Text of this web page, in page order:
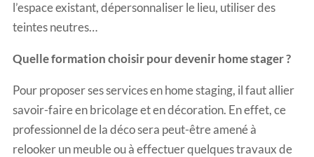
l’espace existant, dépersonnaliser le lieu, utiliser des
teintes neutres…
Quelle formation choisir pour devenir home stager ?
Pour proposer ses services en home staging, il faut allier
savoir-faire en bricolage et en décoration. En effet, ce
professionnel de la déco sera peut-être amené à
relooker un meuble ou à effectuer quelques travaux de